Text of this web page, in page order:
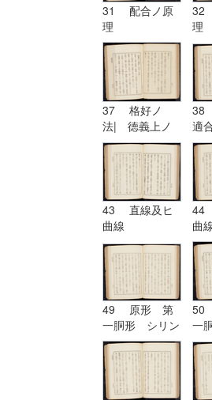
31 配合ノ原
理
32
理
37 格好ノ
法| 徳義上ノ
適合 又式ノ格
好
38
適
好
43 直線及ヒ
曲線
44
曲
49 原形 第
一胴形 シリン
ドル
50
一
ド